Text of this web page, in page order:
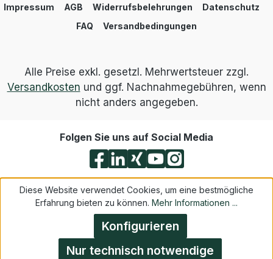
Impressum AGB Widerrufsbelehrungen
Datenschutz
FAQ
Versandbedingungen
Alle Preise exkl. gesetzl. Mehrwertsteuer zzgl.
Versandkosten und ggf. Nachnahmegebühren, wenn
nicht anders angegeben.
Folgen Sie uns auf Social Media
Diese Website verwendet Cookies, um eine bestmögliche
Erfahrung bieten zu können. Mehr Informationen ...
Nur technisch notwendige
Konfigurieren